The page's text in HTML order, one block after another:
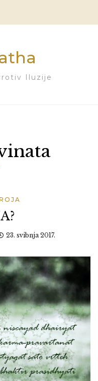
Iluzije
23. svibnja 2017.